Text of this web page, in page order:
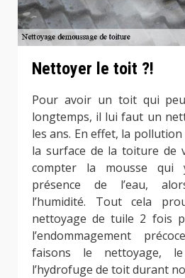
Nettoyer le toit ?!
Pour avoir un toit qui
longtemps, il lui faut un
les ans. En effet, la
la surface de la toiture de
compter la mousse
présence de l’eau,
l’humidité. Tout cela
nettoyage de tuile 2 fois
l’endommagement
faisons le nettoyage,
l’hydrofuge de toit durant